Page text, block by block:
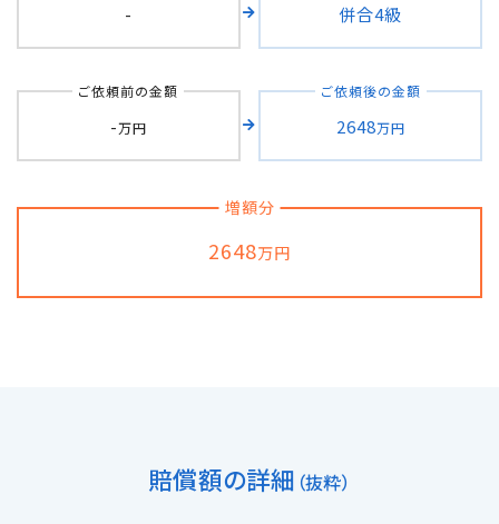
解決事例
アクセス
ご相談者の声
- 併合4級
ご依頼前の金額
-万円
ご依頼後の金額
2648万円
増額分
2648万円
賠償額の詳細 （抜粋）